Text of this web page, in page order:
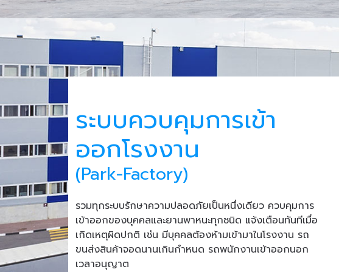
ระบบควบคุมการเข้า
ออกโรงงาน
(Park-Factory)
รวมทุกระบบรักษาความปลอดภัยเป็นหนึ่งเดียว ควบคุมการ
เข้าออกของบุคคลและยานพาหนะทุกชนิด แจ้งเตือนทันทีเมื่อ
เกิดเหตุผิดปกติ เช่น มีบุคคลต้องห้ามเข้ามาในโรงงาน รถ
ขนส่งสินค้าจอดนานเกินกำหนด รถพนักงานเข้าออกนอก
เวลาอนุญาต